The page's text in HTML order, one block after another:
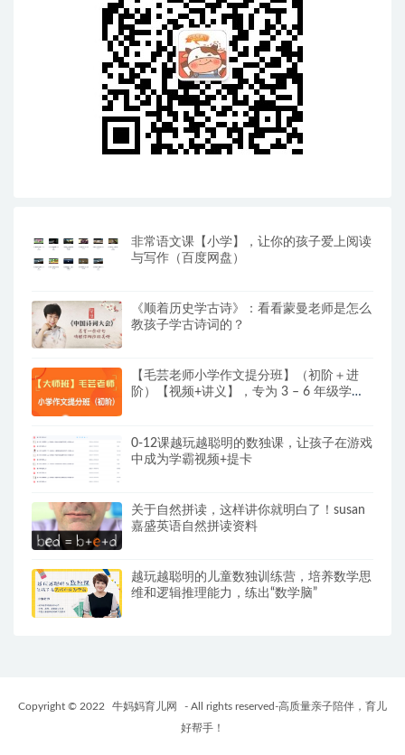
非常语文课【小学】，让你的孩子爱上阅读
与写作（百度网盘）
《顺着历史学古诗》：看看蒙曼老师是怎么
教孩子学古诗词的？
【毛芸老师小学作文提分班】（初阶＋进
阶）【视频+讲义】，专为 3 – 6 年级学员
0-12课越玩越聪明的数独课，让孩子在游戏
中成为学霸视频+提卡
关于自然拼读，这样讲你就明白了！susan
嘉盛英语自然拼读资料
越玩越聪明的儿童数独训练营，培养数学思
维和逻辑推理能力，练出“数学脑”
Copyright © 2022 牛妈妈育儿网
- All rights reserved-高质量亲子陪伴，育儿
好帮手！